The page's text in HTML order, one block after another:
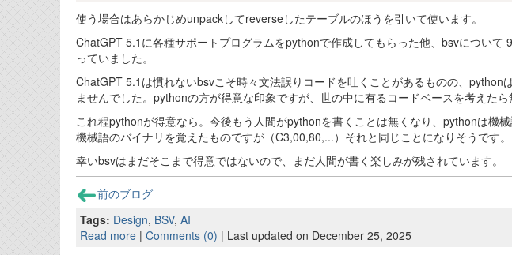
使う場合はあらかじめunpackしてreverseしたテーブルのほうを引いて使います。
ChatGPT 5.1に各種サポートプログラムをpythonで作成してもらった他、bsvについて
っていました。
ChatGPT 5.1は慣れないbsvこそ時々文法誤りコードを吐くことがあるものの、python
ませんでした。pythonの方が得意な印象ですが、世の中に有るコードベースを考えたら
これ程pythonが得意なら。今後もう人間がpythonを書くことは無くなり、pythonは機
機械語のバイナリを覚えたものですが（C3,00,80,...）それと同じことになりそうです。
幸いbsvはまだそこまで得意ではないので、まだ人間が書く楽しみが残されています。
前のブログ
Tags: Design, BSV, AI
Read more | Comments (0) | Last updated on December 25, 2025